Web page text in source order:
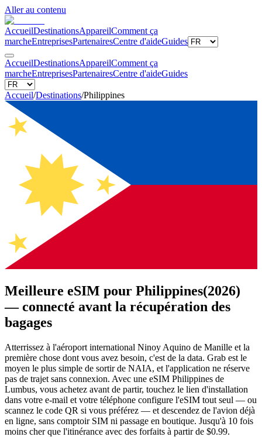
Aller au contenu
AccueilDestinationsAppareilComment ça
marcheEntreprisesPartenairesCentre d'aideGuides
AccueilDestinationsAppareilComment ça
marcheEntreprisesPartenairesCentre d'aideGuides
Accueil/Destinations/Philippines
Meilleure eSIM pour Philippines(2026)
— connecté avant la récupération des
bagages
Atterrissez à l'aéroport international Ninoy Aquino de Manille et la
première chose dont vous avez besoin, c'est de la data. Grab est le
moyen le plus simple de sortir de NAIA, et l'application ne réserve
pas de trajet sans connexion. Avec une eSIM Philippines de
Lumbus, vous achetez avant de partir, touchez le lien d'installation
dans votre e-mail et votre téléphone configure l'eSIM tout seul — ou
scannez le code QR si vous préférez — et descendez de l'avion déjà
en ligne, sans comptoir SIM ni passage en boutique. Jusqu'à 10 fois
moins cher que l'itinérance avec des forfaits à partir de $0.99.